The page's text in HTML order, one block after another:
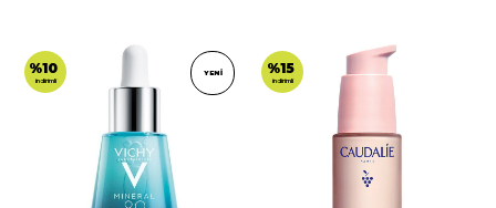
%10
indirimli
YENI %15
indirimli